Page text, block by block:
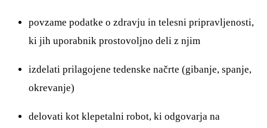
povzame podatke o zdravju in telesni pripravljenosti,
ki jih uporabnik prostovoljno deli z njim
izdelati prilagojene tedenske načrte (gibanje, spanje,
okrevanje)
delovati kot klepetalni robot, ki odgovarja na